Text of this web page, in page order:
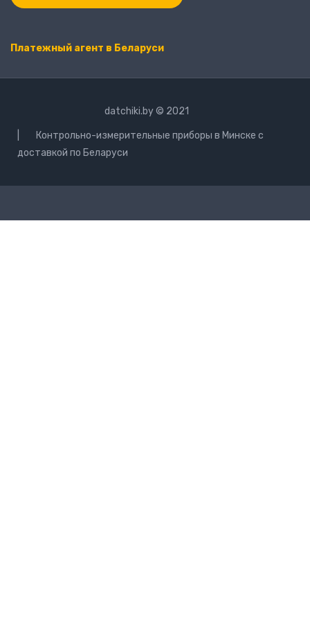
Платежный агент в Беларуси
datchiki.by © 2021
| Контрольно-измерительные приборы в Минске с
доставкой по Беларуси